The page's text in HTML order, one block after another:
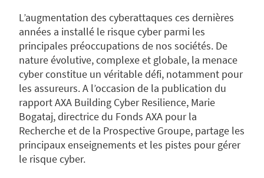
L’augmentation des cyberattaques ces dernières
années a installé le risque cyber parmi les
principales préoccupations de nos sociétés. De
nature évolutive, complexe et globale, la menace
cyber constitue un véritable défi, notamment pour
les assureurs. A l’occasion de la publication du
rapport AXA Building Cyber Resilience, Marie
Bogataj, directrice du Fonds AXA pour la
Recherche et de la Prospective Groupe, partage les
principaux enseignements et les pistes pour gérer
le risque cyber.